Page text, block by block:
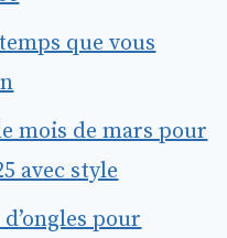
que vous
mois de mars pour
avec style
pour